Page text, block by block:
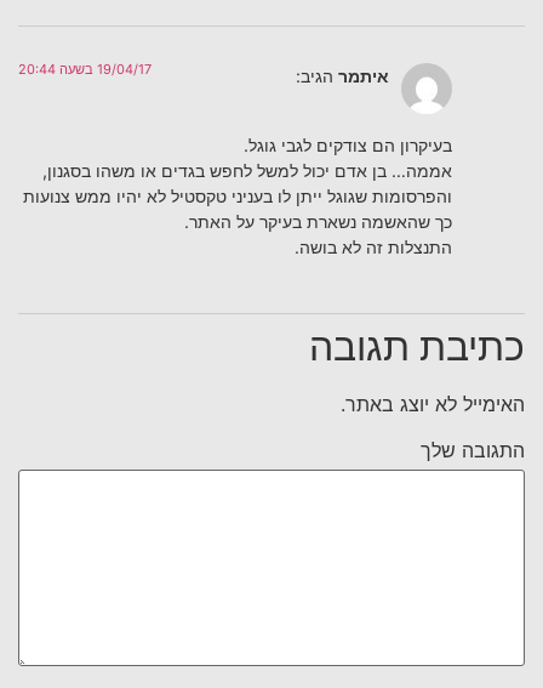
איתמר הגיב: 19/04/17 בשעה 20:44
בעיקרון הם צודקים לגבי גוגל.
אממה… בן אדם יכול למשל לחפש בגדים או משהו בסגנון,
והפרסומות שגוגל ייתן לו בעניני טקסטיל לא יהיו ממש צנועות
כך שהאשמה נשארת בעיקר על האתר.
התנצלות זה לא בושה.
כתיבת תגובה
האימייל לא יוצג באתר.
התגובה שלך